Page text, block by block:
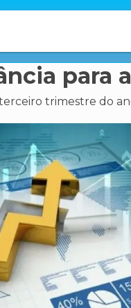
para
trimestre do